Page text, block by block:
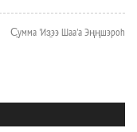
С̱умма 'Из̱ээ Шаа'а Эңңшэроh